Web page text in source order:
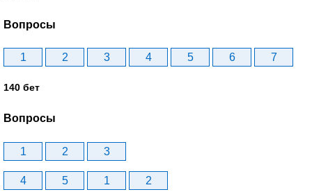
Вопросы
1 2 3 4 5 6 7
140 бет
Вопросы
1 2 3
4 5 1 2